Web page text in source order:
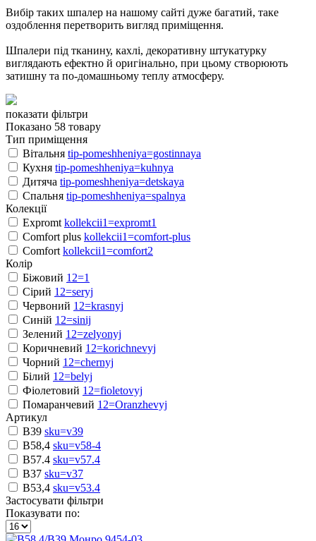
Вибір таких шпалер на нашому сайті дуже багатий, таке
оздоблення перетворить вигляд приміщення.
Шпалери під тканину, кахлі, декоративну штукатурку
виглядають ефектно й оригінально, при цьому створюють
затишну та по-домашньому теплу атмосферу.
показати фільтри
Показано 58 товару
Тип приміщення
Вітальня tip-pomeshheniya=gostinnaya
Кухня tip-pomeshheniya=kuhnya
Дитяча tip-pomeshheniya=detskaya
Спальня tip-pomeshheniya=spalnya
Колекції
Expromt kollekcii1=expromt1
Comfort plus kollekcii1=comfort-plus
Comfort kollekcii1=comfort2
Колір
Біжовий 12=1
Сірий 12=seryj
Червоний 12=krasnyj
Синій 12=sinij
Зелений 12=zelyonyj
Коричневий 12=korichnevyj
Чорний 12=chernyj
Білий 12=belyj
Фіолетовий 12=fioletovyj
Помаранчевий 12=Oranzhevyj
Артикул
B39 sku=v39
B58,4 sku=v58-4
B57.4 sku=v57.4
В37 sku=v37
В53,4 sku=v53.4
Застосувати фільтри
Показувати по: